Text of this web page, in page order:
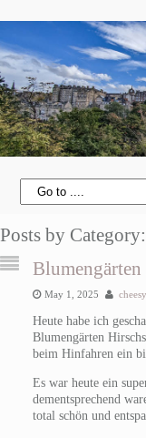
Posts by
Blumengärten
May 1, 2025 cheesy
Heute habe ich
Blumengärten
beim Hinfahren ein
Es war heute ein
dementsprechend
total schön und